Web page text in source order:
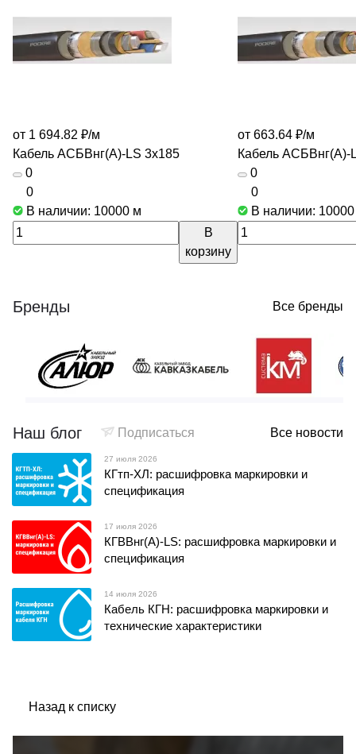
от 1 694.82 ₽/м
Кабель АСБВнг(А)-LS 3х185
0
0
В наличии: 10000 м
В
корзину
от 663.64 ₽/м
Кабель АСБВнг(А)-
0
0
В наличии:
Бренды Все бренды
Наш блог Подписаться Все новости
27 июля 2026
КГтп-ХЛ: расшифровка маркировки и
спецификация
17 июля 2026
КГВВнг(А)-LS: расшифровка маркировки и
спецификация
14 июля 2026
Кабель КГН: расшифровка маркировки и
технические характеристики
Назад к списку